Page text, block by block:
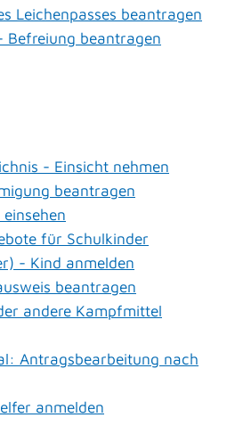
Leichenpasses beantragen
Befreiung beantragen
- Einsicht nehmen
beantragen
für Schulkinder
- Kind anmelden
beantragen
andere Kampfmittel
Antragsbearbeitung nach
anmelden